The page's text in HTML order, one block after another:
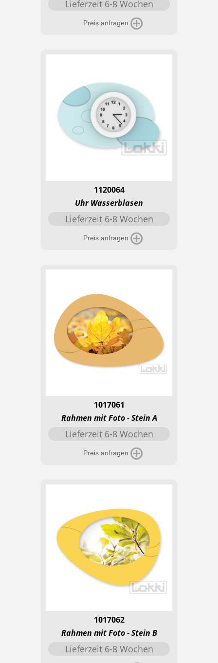
Lieferzeit 6-8 Wochen
Preis anfragen
1120064
Uhr Wasserblasen
Lieferzeit 6-8 Wochen
Preis anfragen
1017061
Rahmen mit Foto - Stein A
Lieferzeit 6-8 Wochen
Preis anfragen
1017062
Rahmen mit Foto - Stein B
Lieferzeit 6-8 Wochen